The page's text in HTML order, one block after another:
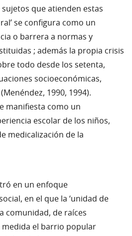
que atienden estas
se configura como un
o barrera a normas y
; además la propia crisis
todo desde los setenta,
socioeconómicas,
1990, 1994).
manifiesta como un
escolar de los niños,
medicalización de la
en un enfoque
en el que la ‘unidad de
comunidad, de raíces
medida el barrio popular